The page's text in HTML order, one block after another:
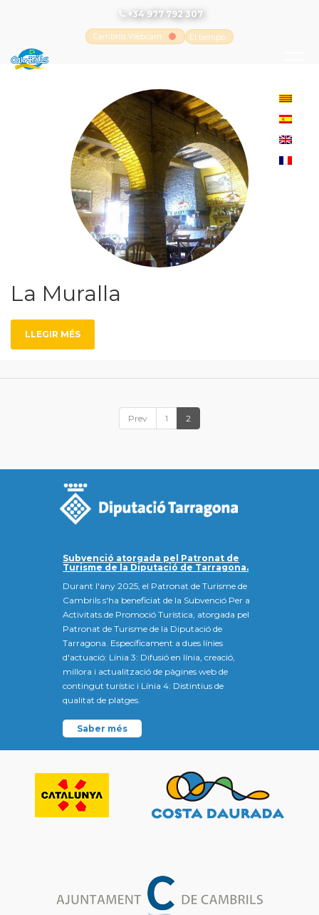
+34 977 792 307
Cambrils Webcam
El tiempo
La Muralla
LLEGIR MÉS
Prev 1 2
Subvenció atorgada pel Patronat de
Turisme de la Diputació de Tarragona.
Durant l'any 2025, el Patronat de Turisme de
Cambrils s'ha beneficiat de la Subvenció Per a
Activitats de Promoció Turística, atorgada pel
Patronat de Turisme de la Diputació de
Tarragona. Específicament a dues línies
d'actuació: Línia 3: Difusió en línia, creació,
millora i actualització de pàgines web de
contingut turístic i Línia 4: Distintius de
qualitat de platges.
Saber més